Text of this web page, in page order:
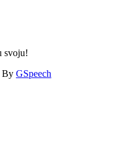
svoju!
By GSpeech